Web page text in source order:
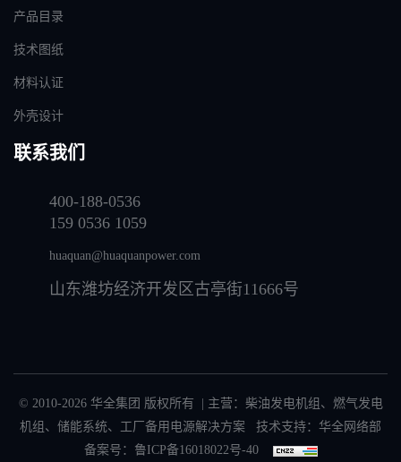
产品目录
技术图纸
材料认证
外壳设计
联系我们
400-188-0536
159 0536 1059
huaquan@huaquanpower.com
山东潍坊经济开发区古亭街11666号
© 2010-2026 华全集团 版权所有 | 主营： 柴油发电机组 、 燃气发电
机组 、 储能系统、 工厂备用电源解决方案 技术支持：华全网络部
备案号： 鲁ICP备16018022号-40